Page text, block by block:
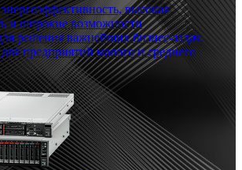
высокая
и широкие возможности
решения важнейших бизнес-задач.
предприятий малого и среднего